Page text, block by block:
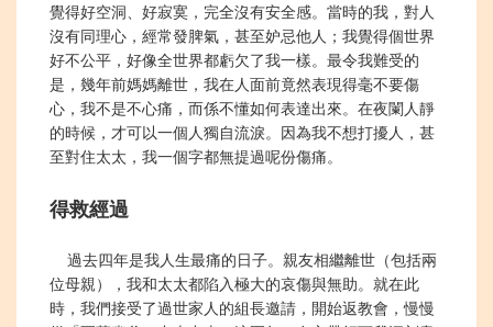
覺得好空洞、好寂寞，完全沒有安全感。當時的我，對人
沒有同理心，經常發脾氣，甚至妒忌他人；我覺得個世界
好不公平，好像全世界都虧欠了我一樣。最令我難受的
是，幾年前媽媽離世，我在人面前竟然表現得毫不要傷
心，我不是不心痛，而係不懂如何表達出來。在夜闌人靜
的時候，才可以一個人獨自流淚。因為我不想打擾人，甚
至對住太太，我一個字都無提過呢份傷痛。
得救經過
過去四年是我人生最痛的日子。親友相繼離世（包括兩
位母親），我和太太都陷入極大的哀傷與無助。就在此
時，我們接受了過世家人的組長邀請，開始返教會，慢慢